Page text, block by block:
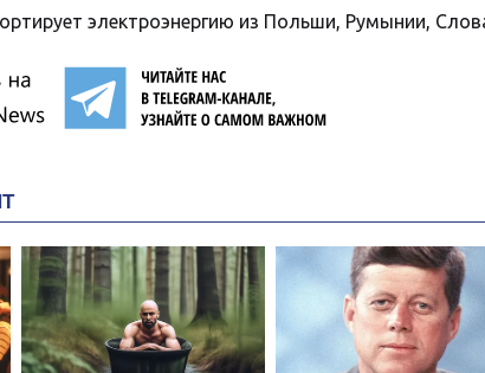
электроэнергию из Польши, Румынии,